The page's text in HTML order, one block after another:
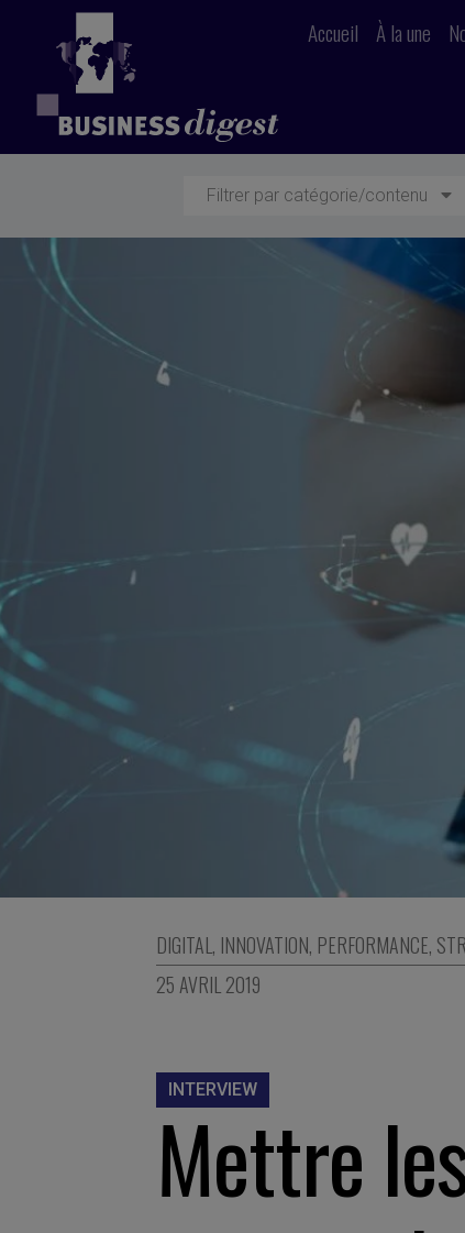
Accueil À la une
Filtrer par catégorie/contenu
DIGITAL, INNOVATION, PERFORMANCE,
25 AVRIL 2019
INTERVIEW
Mettre